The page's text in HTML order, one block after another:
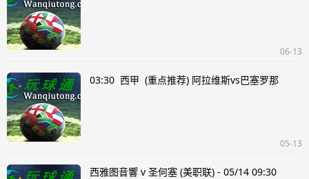
06-13
03:30 西甲 (重点推荐) 阿拉维斯vs巴塞罗那
05-13
西雅图音響 v 圣何塞 (美职联) - 05/14 09:30